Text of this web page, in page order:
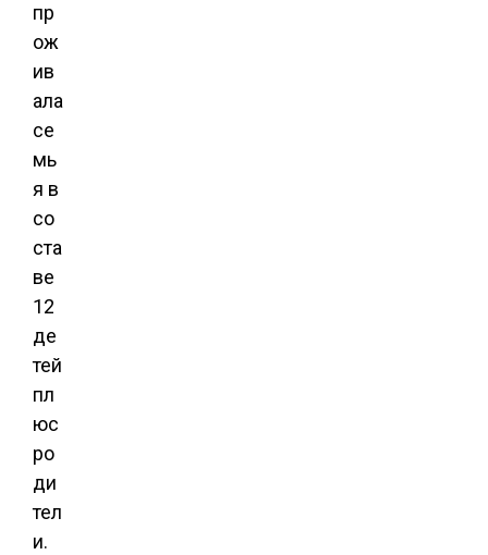
пр
ож
ив
ала
се
мь
я в
со
ста
ве
12
де
тей
пл
юс
ро
ди
тел
и.